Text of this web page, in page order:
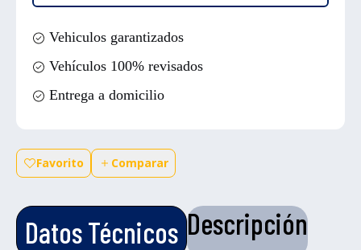
Vehiculos garantizados
Vehículos 100% revisados
Entrega a domicilio
Favorito Comparar
Datos Técnicos Descripción